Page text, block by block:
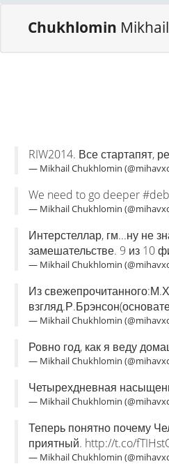
Chukhlomin Mikhail
RIW2014. Все стартапят,
— Mikhail Chukhlomin
We need to go deeper
— Mikhail Chukhlomin
Интерстеллар, гм...ну не
замешательстве. 9 из 10
— Mikhail Chukhlomin
Из
— Mikhail Chukhlomin
Ровно год, как я веду
— Mikhail Chukhlomin
Четырехдневная
— Mikhail Chukhlomin
Теперь понятно почему
приятный. http://t.co/
— Mikhail Chukhlomin